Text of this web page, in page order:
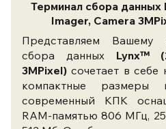
Терминал сбора
Imager, Camera
Представляем Вашему
сбора данных Lynx™
3MPixel) сочетает в себе
компактные размеры
современный КПК
RAM-памятью 806 МГц,